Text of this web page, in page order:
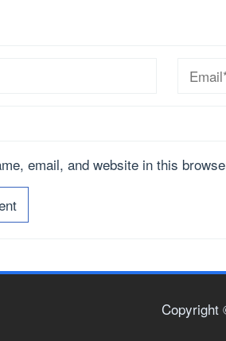
email, and website in this
Copyright